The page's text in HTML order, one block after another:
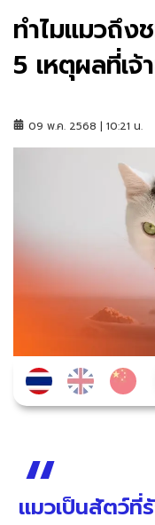
ทำไมแมวถึง
5 เหตุผลที่เจ้
09 พ.ค. 2568 | 10:21 น.
แมวเป็นสัตว์ที่